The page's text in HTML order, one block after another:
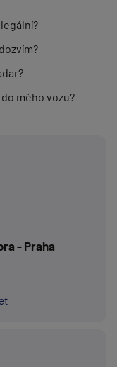
mého vozu?
- Praha